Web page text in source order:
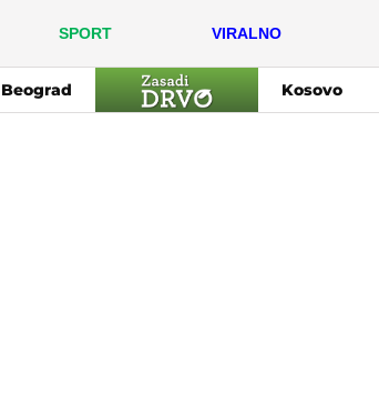
SPORT VIRALNO
Beograd Kosovo